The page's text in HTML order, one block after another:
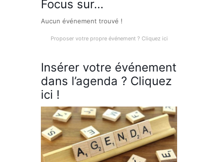
Focus sur…
Aucun événement trouvé !
Proposer votre propre événement ? Cliquez ici
Insérer votre événement
dans l’agenda ? Cliquez
ici !